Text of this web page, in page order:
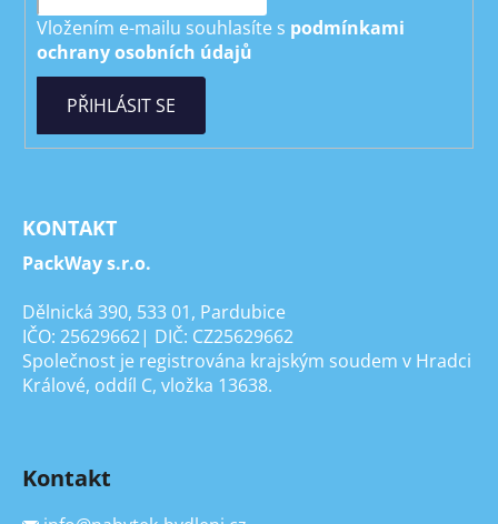
Vložením e-mailu souhlasíte s podmínkami
ochrany osobních údajů
PŘIHLÁSIT SE
KONTAKT
PackWay s.r.o.
Dělnická 390, 533 01, Pardubice
IČO: 25629662| DIČ: CZ25629662
Společnost je registrována krajským soudem v Hradci
Králové, oddíl C, vložka 13638.
Kontakt